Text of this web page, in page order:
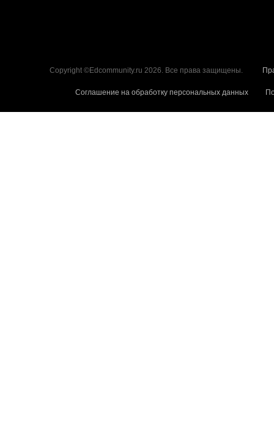
Copyright ©Edcommunity.ru 2026. Все права защищены.
Соглашение на обработку персональных данных